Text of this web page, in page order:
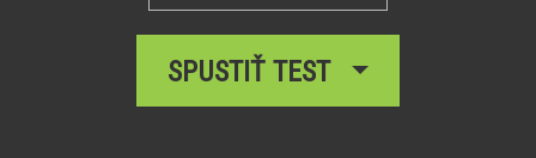
SPUSTIŤ TEST